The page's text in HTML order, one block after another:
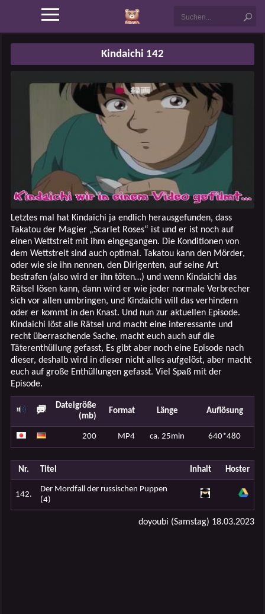
Kindaichi 142
Letztes mal hat Kindaichi ja endlich herausgefunden, dass
Takatou der Magier „Scarlet Roses“ ist und er ist noch auf
einen Wettstreit mit ihm eingegangen. Die Konditionen von
dem Wettstreit sind auch optimal. Takatou kann den Mörder,
oder wie sie ihn nennen, den Dirigenten, auf seine Art
bestrafen (also wird er ihn töten…) und wenn Kindaichi das
Rätsel lösen kann, dann wird er wie jeder normale Verbrecher
sich vor allen umbringen, und Kindaichi will das verhindern
oder er kommt in den Knast. Und nun zur aktuellen Episode.
Kindaichi löst alle Rätsel und macht eine interessante und
recht überraschende Sache, macht euch auch auf die
Täterenthüllung gefasst, Es gibt aber noch eine Episode nach
dieser, deshalb wird in dieser nicht alles aufgelöst, aber macht
euch auf große Enthüllungen gefasst. Viel Spaß mit der
Episode.
Dateigröße
(mb)
Format Länge Auflösung
200 MP4 ca. 25min 640*480
Nr. Titel Inhalt Hoster
142.
Der Mordfall der russischen Puppen
(4)
doyoubi (Samstag) 18.03.2023